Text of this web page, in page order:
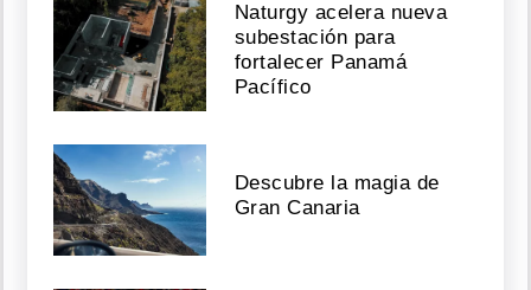
Naturgy acelera nueva
subestación para
fortalecer Panamá
Pacífico
Descubre la magia de
Gran Canaria